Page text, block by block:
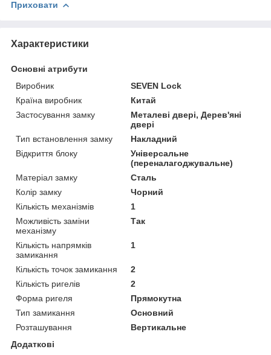
Приховати
Характеристики
Основні атрибути
Виробник
SEVEN Lock
Країна виробник
Китай
Застосування замку
Металеві двері, Дерев'яні
двері
Тип встановлення замку
Накладний
Відкриття блоку
Універсальне
(переналагоджувальне)
Матеріал замку
Сталь
Колір замку
Чорний
Кількість механізмів
1
Можливість заміни
механізму
Так
Кількість напрямків
замикання
1
Кількість точок замикання
2
Кількість ригелів
2
Форма ригеля
Прямокутна
Тип замикання
Основний
Розташування
Вертикальне
Додаткові